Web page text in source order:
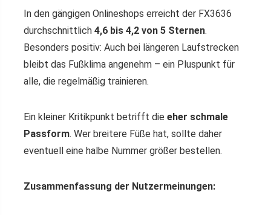
In den gängigen Onlineshops erreicht der FX3636
durchschnittlich 4,6 bis 4,2 von 5 Sternen.
Besonders positiv: Auch bei längeren Laufstrecken
bleibt das Fußklima angenehm – ein Pluspunkt für
alle, die regelmäßig trainieren.
Ein kleiner Kritikpunkt betrifft die eher schmale
Passform. Wer breitere Füße hat, sollte daher
eventuell eine halbe Nummer größer bestellen.
Zusammenfassung der Nutzermeinungen: